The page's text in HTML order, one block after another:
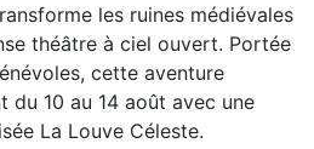
les ruines médiévales
théâtre à ciel ouvert. Portée
cette aventure
du 10 au 14 août avec une
La Louve Céleste.